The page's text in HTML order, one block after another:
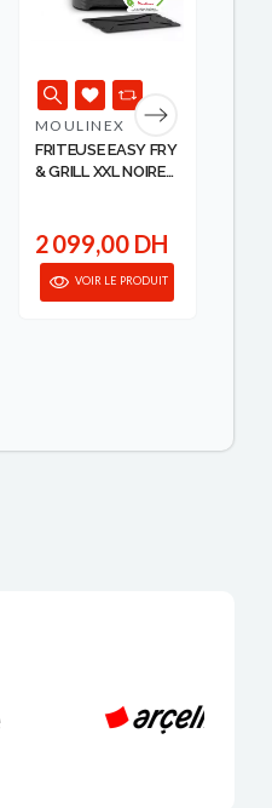
MOULINEX
FRITEUSE EASY FRY
& GRILL XXL NOIRE
2 099,00 DH
VOIR LE PRODUIT